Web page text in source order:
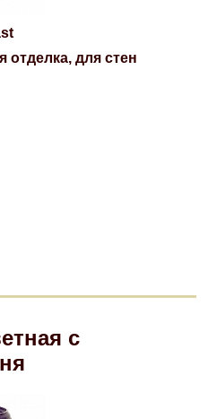
отделка, для стен
с